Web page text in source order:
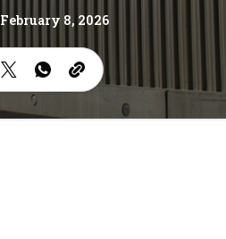
February 8, 2026